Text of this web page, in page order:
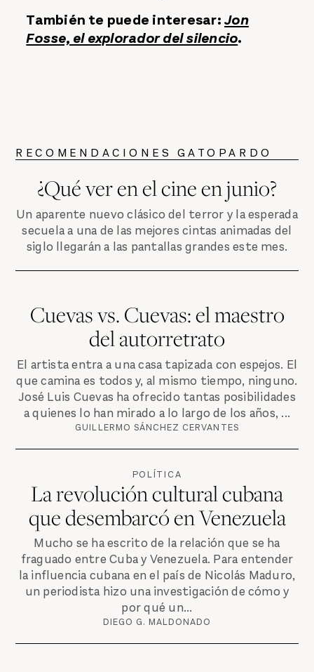
También te puede interesar:Jon
Fosse, el explorador del silencio.
RECOMENDACIONES GATOPARDO
¿Qué ver en el cine en junio?
Un aparente nuevo clásico del terror y la esperada
secuela a una de las mejores cintas animadas del
siglo llegarán a las pantallas grandes este mes.
Cuevas vs. Cuevas: el maestro
del autorretrato
El artista entra a una casa tapizada con espejos. El
que camina es todos y, al mismo tiempo, ninguno.
José Luis Cuevas ha ofrecido tantas posibilidades
a quienes lo han mirado a lo largo de los años, ...
GUILLERMO SÁNCHEZ CERVANTES
POLÍTICA
La revolución cultural cubana
que desembarcó en Venezuela
Mucho se ha escrito de la relación que se ha
fraguado entre Cuba y Venezuela. Para entender
la influencia cubana en el país de Nicolás Maduro,
un periodista hizo una investigación de cómo y
por qué un...
DIEGO G. MALDONADO